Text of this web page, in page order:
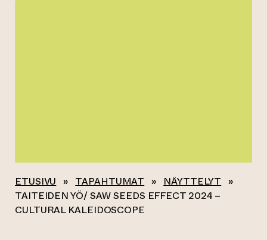
ETUSIVU » TAPAHTUMAT » NÄYTTELYT »
TAITEIDEN YÖ/ SAW SEEDS EFFECT 2024 –
CULTURAL KALEIDOSCOPE